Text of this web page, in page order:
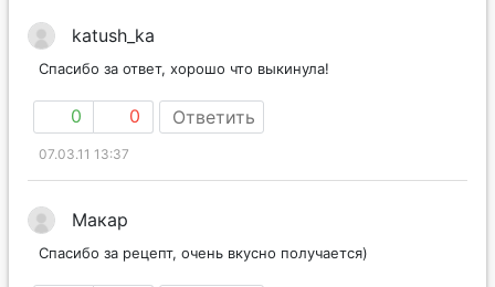
katush_ka
Спасибо за ответ, хорошо что выкинула!
0 0 Ответить
07.03.11 13:37
Макар
Спасибо за рецепт, очень вкусно получается)